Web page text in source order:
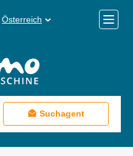
Österreich
Menü
Suchagent